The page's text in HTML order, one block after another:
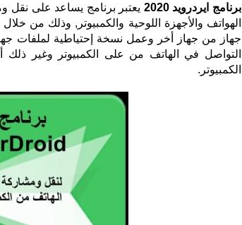
برنامج ايردرويد 2020
يعتبر برنامج يساعد على نقل
الهواتف والأجهزة اللوحية والكمبيوتر, وذلك من
جهاز من جهاز أخر وعمل نسخة إحتياطية لملفات
التواصل في الهاتف من على الكمبيوتر وغير ذلك
الكمبيوتر.